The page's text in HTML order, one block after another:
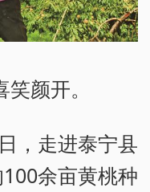
颜开。
，走进泰宁县
余亩黄桃种